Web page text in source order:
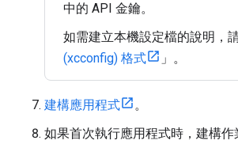
中的 API 金鑰。
如需建立本機設定檔的說明，
(xcconfig) 格式
」。
建構應用程式
。
如果首次執行應用程式時，建構